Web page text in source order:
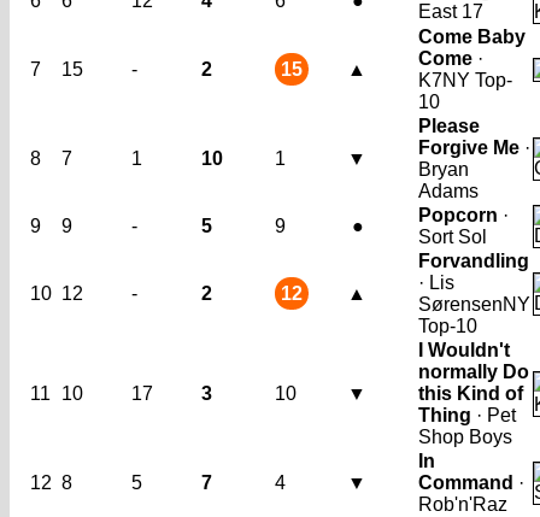
East 17
7 15 - 2 15 ▲
Come Baby
Come ·
K7NY Top-
10
8 7 1 10 1 ▼
Please
Forgive Me ·
Bryan
Adams
9
9 - 5 9 ●
Popcorn ·
Sort Sol
10 12 - 2 12 ▲
Forvandling
· Lis
SørensenNY
Top-10
11 10 17 3 10 ▼
I Wouldn't
normally Do
this Kind of
Thing · Pet
Shop Boys
12 8 5 7 4 ▼
In
Command ·
Rob'n'Raz